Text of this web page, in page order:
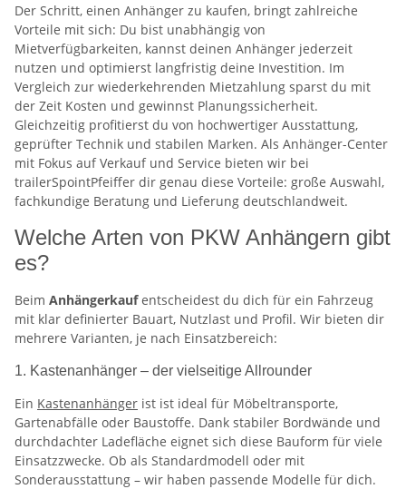
Der Schritt, einen Anhänger zu kaufen, bringt zahlreiche
Vorteile mit sich: Du bist unabhängig von
Mietverfügbarkeiten, kannst deinen Anhänger jederzeit
nutzen und optimierst langfristig deine Investition. Im
Vergleich zur wiederkehrenden Mietzahlung sparst du mit
der Zeit Kosten und gewinnst Planungssicherheit.
Gleichzeitig profitierst du von hochwertiger Ausstattung,
geprüfter Technik und stabilen Marken. Als Anhänger-Center
mit Fokus auf Verkauf und Service bieten wir bei
trailerSpointPfeiffer dir genau diese Vorteile: große Auswahl,
fachkundige Beratung und Lieferung deutschlandweit.
Welche Arten von PKW Anhängern gibt
es?
Beim Anhängerkaufentscheidest du dich für ein Fahrzeug
mit klar definierter Bauart, Nutzlast und Profil. Wir bieten dir
mehrere Varianten, je nach Einsatzbereich:
1. Kastenanhänger – der vielseitige Allrounder
Ein Kastenanhänger ist ist ideal für Möbeltransporte,
Gartenabfälle oder Baustoffe. Dank stabiler Bordwände und
durchdachter Ladefläche eignet sich diese Bauform für viele
Einsatzzwecke. Ob als Standardmodell oder mit
Sonderausstattung – wir haben passende Modelle für dich.